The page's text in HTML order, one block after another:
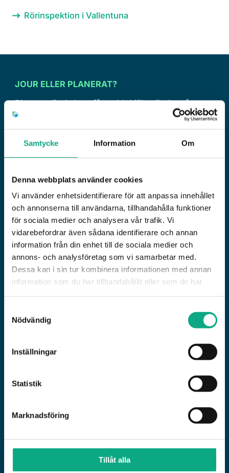
Samtycke Information Om
Denna webbplats använder cookies
Vi använder enhetsidentifierare för att anpassa innehållet
och annonserna till användarna, tillhandahålla funktioner
för sociala medier och analysera vår trafik. Vi
vidarebefordrar även sådana identifierare och annan
information från din enhet till de sociala medier och
annons- och analysföretag som vi samarbetar med.
Dessa kan i sin tur kombinera informationen med annan
information som du har tillhandahållit eller som de har
Nödvändig
Inställningar
Statistik
Marknadsföring
Tillåt alla
Rörinspektion i Vallentuna
JOUR ELLER PLANERAT?
Planera när du kan, få snabb hjälp när du måste
Förebyggande underhåll är nästan alltid billigare
än akutinsatser. Men när avloppet slutar rinna
eller en tank riskerar att svämma över behöver du
dygnet runt för avloppsspolning och
slamsugning, och planerar löpande underhåll i
resten av beståndet. Jourlinjen når du via
kundtjänst på 010 6000 750.
svarar direkt och hjälper dig dygnet runt!